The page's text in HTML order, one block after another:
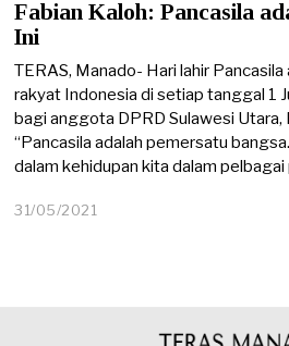
Fabian Kaloh: Pancasila
Ini
TERAS, Manado- Hari lahir Pancasila
rakyat Indonesia di setiap tanggal 1
bagi anggota DPRD Sulawesi Utara,
“Pancasila adalah pemersatu
dalam kehidupan kita dalam pelbagai
31/05/2021